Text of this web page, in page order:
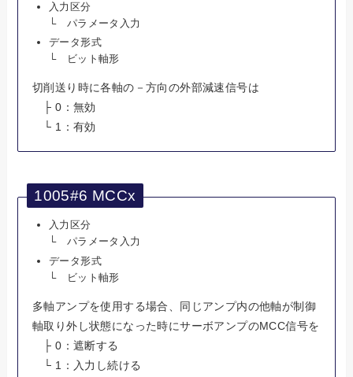
入力区分
└ パラメータ入力
データ形式
└ ビット軸形
切削送り時に各軸の－方向の外部減速信号は
├ 0：無効
└ 1：有効
1005#6 MCCx
入力区分
└ パラメータ入力
データ形式
└ ビット軸形
多軸アンプを使用する場合、同じアンプ内の他軸が制御
軸取り外し状態になった時にサーボアンプのMCC信号を
├ 0：遮断する
└ 1：入力し続ける